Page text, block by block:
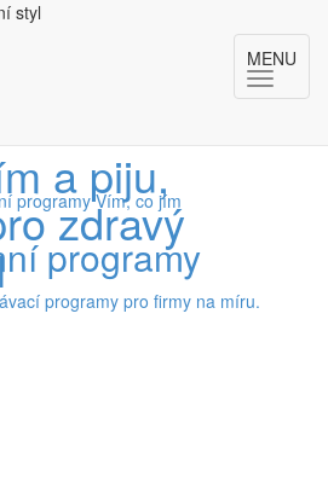
styl
MENU
programy
programy pro firmy na míru.